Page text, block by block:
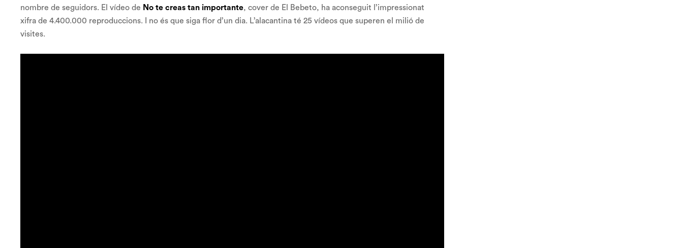
nombre de seguidors. El vídeo de No te creas tan importante, cover de El Bebeto, ha aconseguit l’impressionat
xifra de 4.400.000 reproduccions. I no és que siga flor d’un dia. L’alacantina té 25 vídeos que superen el milió de
visites.